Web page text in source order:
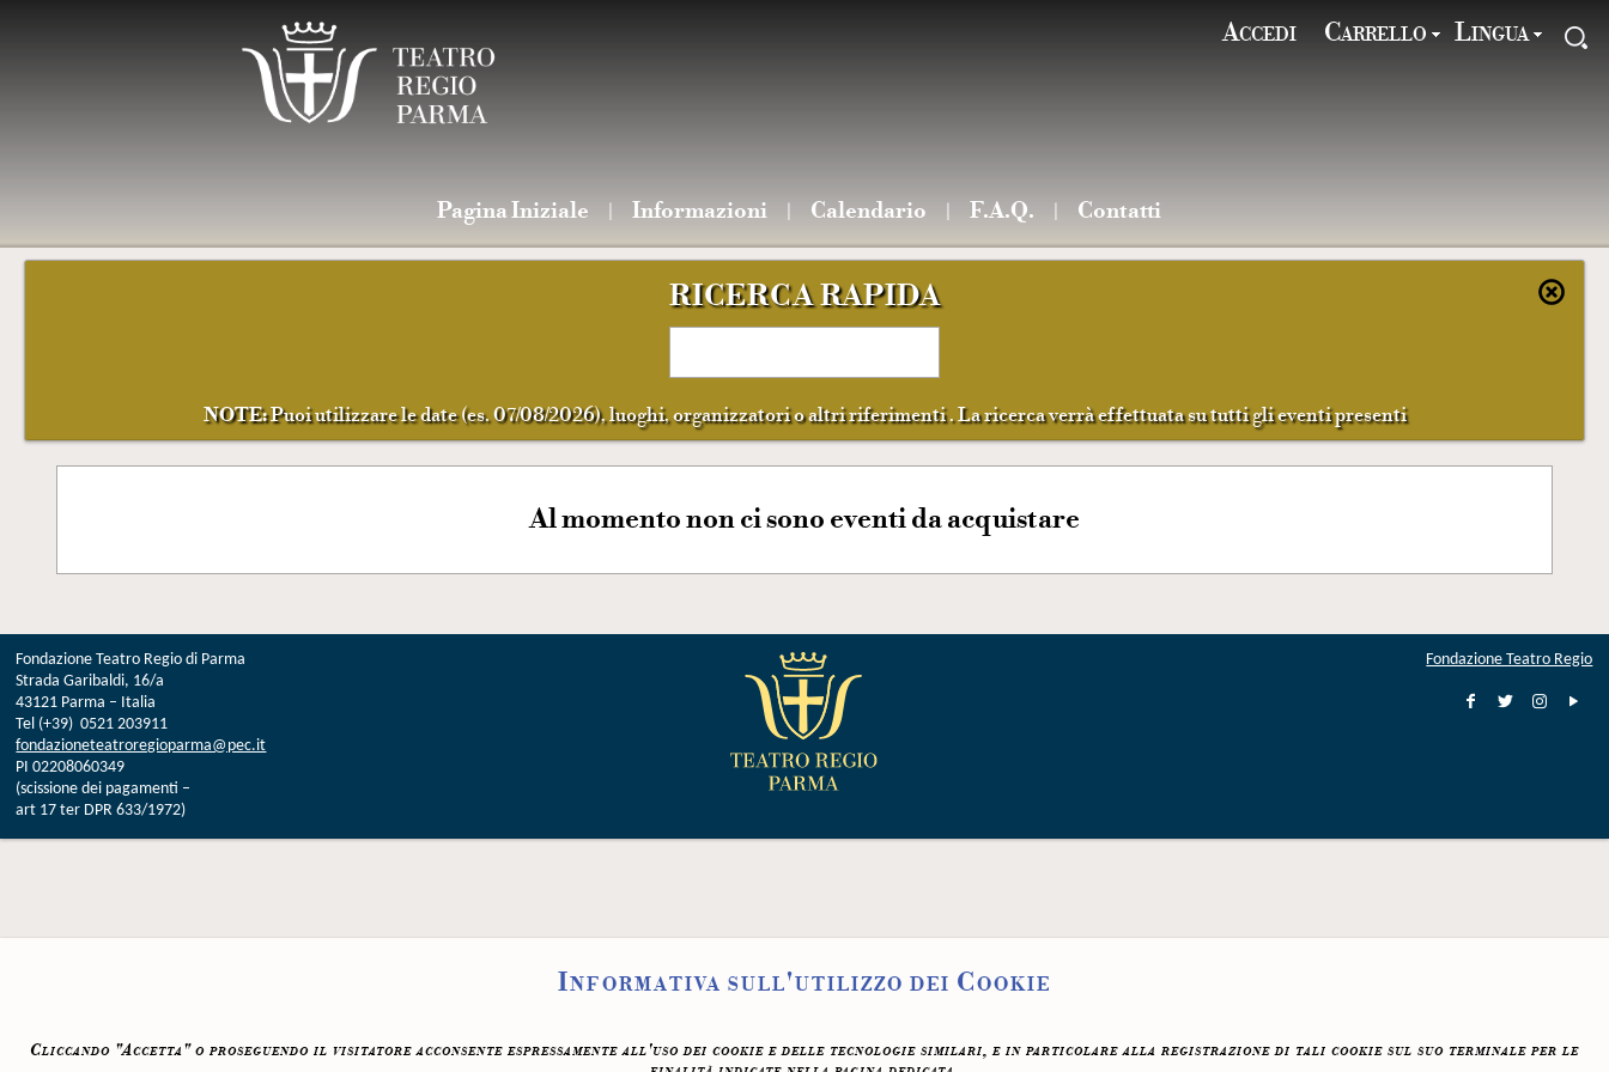
Accedi Carrello Lingua
Pagina Iniziale Informazioni Calendario F.A.Q. Contatti
RICERCA RAPIDA
NOTE:Puoi utilizzare le date (es. 07/08/2026), luoghi, organizzatori o altri riferimenti . La ricerca verrà effettuata su tutti gli eventi presenti
Al momento non ci sono eventi da acquistare
Informativa sull'utilizzo dei Cookie
Cliccando "Accetta" o proseguendo il visitatore acconsente espressamente all'uso dei cookie e delle tecnologie similari, e in particolare alla registrazione di tali cookie sul suo terminale per le
Fondazione Teatro Regio di Parma
Strada Garibaldi, 16/a
43121 Parma – Italia
Tel (+39) 0521 203911
fondazioneteatroregioparma@pec.it
PI 02208060349
(scissione dei pagamenti –
art 17 ter DPR 633/1972)
Fondazione Teatro Regio